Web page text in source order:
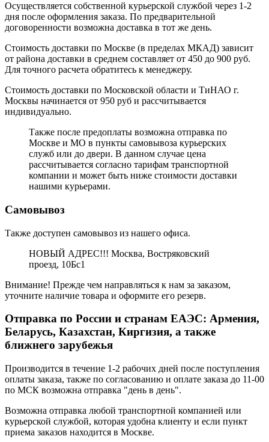
Осуществляется собственной курьерской службой через 1-2
дня после оформления заказа. По предварительной
договоренности возможна доставка в тот же день.
Стоимость доставки по Москве (в пределах МКАД) зависит
от района доставки в среднем составляет от 450 до 900 руб.
Для точного расчета обратитесь к менеджеру.
Стоимость доставки по Московской области и ТиНАО г.
Москвы начинается от 950 руб и рассчитывается
индивидуально.
Также после предоплаты возможна отправка по
Москве и МО в пункты самовывоза курьерских
служб или до двери. В данном случае цена
рассчитывается согласно тарифам транспортной
компании и может быть ниже стоимости доставки
нашими курьерами.
Самовывоз
Также доступен самовывоз из нашего офиса.
НОВЫЙ АДРЕС!!! Москва, Востряковский
проезд, 10Бс1
Внимание! Прежде чем направляться к нам за заказом,
уточните наличие товара и оформите его резерв.
Отправка по России и странам ЕАЭС: Армения,
Беларусь, Казахстан, Киргизия, а также
ближнего зарубежья
Производится в течение 1-2 рабочих дней после поступления
оплаты заказа, также по согласованию и оплате заказа до 11-00
по МСК возможна отправка "день в день".
Возможна отправка любой транспортной компанией или
курьерской службой, которая удобна клиенту и если пункт
приема заказов находится в Москве.